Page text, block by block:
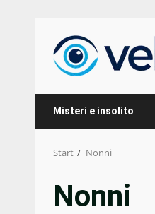
Inhalt
springen
Misteri e insolito
Start Nonni
Nonni